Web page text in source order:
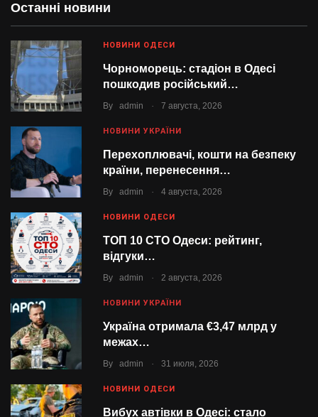
Останні новини
НОВИНИ ОДЕСИ
Чорноморець: стадіон в Одесі
пошкодив російський…
By admin . 7 августа, 2026
НОВИНИ УКРАЇНИ
Перехоплювачі, кошти на безпеку
країни, перенесення…
By admin . 4 августа, 2026
НОВИНИ ОДЕСИ
ТОП 10 СТО Одеси: рейтинг,
відгуки…
By admin . 2 августа, 2026
НОВИНИ УКРАЇНИ
Україна отримала €3,47 млрд у
межах…
By admin . 31 июля, 2026
НОВИНИ ОДЕСИ
Вибух автівки в Одесі: стало